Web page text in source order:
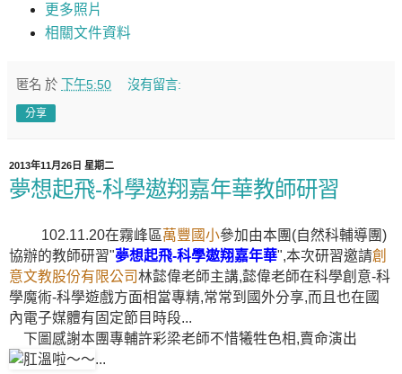
更多照片
相關文件資料
匿名 於 下午5:50 沒有留言:
分享
2013年11月26日 星期二
夢想起飛-科學遨翔嘉年華教師研習
102.11.20在霧峰區萬豐國小參加由本團(自然科輔導團)
協辦的教師研習"夢想起飛-科學遨翔嘉年華",本次研習邀請創
意文教股份有限公司林懿偉老師主講,懿偉老師在科學創意-科
學魔術-科學遊戲方面相當專精,常常到國外分享,而且也在國
內電子媒體有固定節目時段...
下圖感謝本團專輔許彩梁老師不惜犧牲色相,賣命演出
...